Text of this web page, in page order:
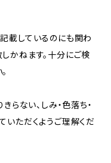
載しているのにも関わ
かねます。十分にご検
ない、しみ・色落ち・
いただくようご理解くだ